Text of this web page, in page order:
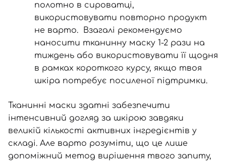
полотно в сироватці,
використовувати повторно продукт
не варто. Взагалі рекомендуємо
наносити тканинну маску 1-2 рази на
тиждень або використовувати її щодня
в рамках короткого курсу, якщо твоя
шкіра потребує посиленої підтримки.
Тканинні маски здатні забезпечити
інтенсивний догляд за шкірою завдяки
великій кількості активних інгредієнтів у
складі. Але варто розуміти, що це лише
допоміжний метод вирішення твого запиту,